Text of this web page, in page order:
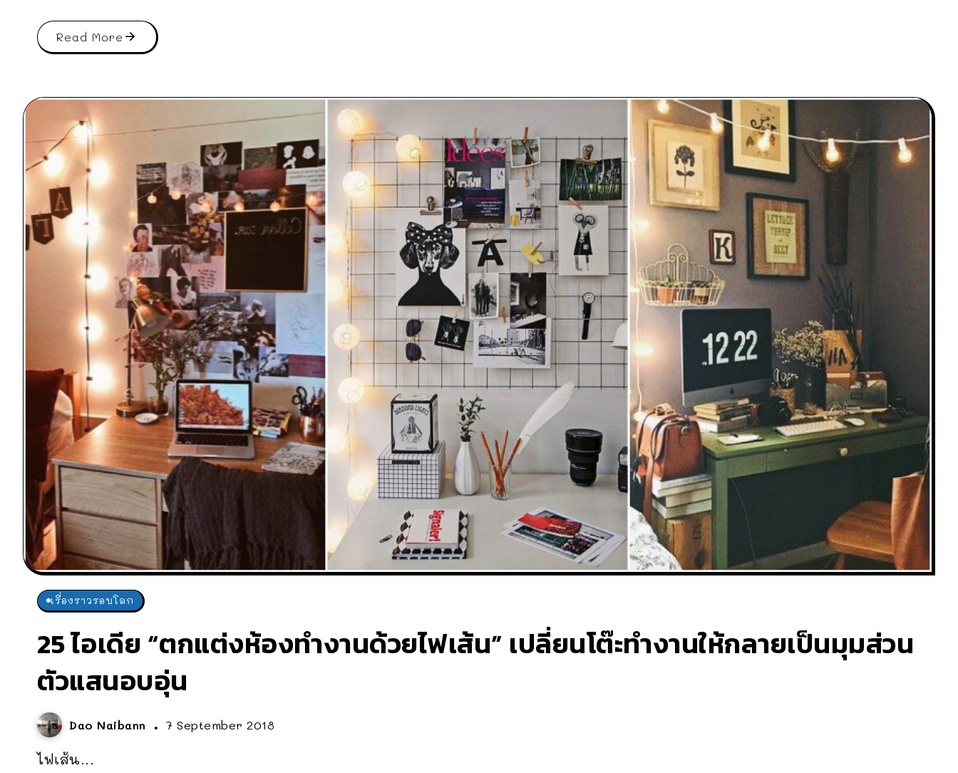
Read More
เรื่องราวรอบโลก
25 ไอเดีย “ตกแต่งห้องทำงานด้วยไฟเส้น” เปลี่ยนโต๊ะทำงานให้กลายเป็นมุมส่วน
ตัวแสนอบอุ่น
Dao Naibann 7 September 2018
ไฟเส้น...